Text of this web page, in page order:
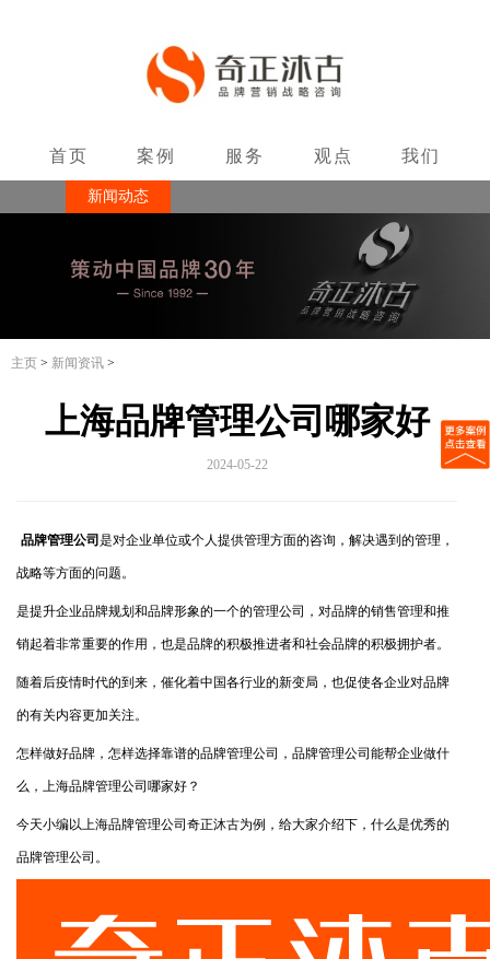
首页 案例 服务 观点 我们
联系新闻动态
主页 > 新闻资讯 >
上海品牌管理公司哪家好
2024-05-22
品牌管理公司 是对企业单位或个人提供管理方面的咨询，解决遇到的管理，
战略等方面的问题。
是提升企业品牌规划和品牌形象的一个的管理公司，对品牌的销售管理和推
销起着非常重要的作用，也是品牌的积极推进者和社会品牌的积极拥护者。
随着后疫情时代的到来，催化着中国各行业的新变局，也促使各企业对品牌
的有关内容更加关注。
怎样做好品牌，怎样选择靠谱的品牌管理公司，品牌管理公司能帮企业做什
么，上海品牌管理公司哪家好？
今天小编以上海品牌管理公司奇正沐古为例，给大家介绍下，什么是优秀的
品牌管理公司。